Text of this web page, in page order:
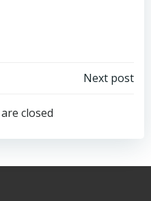
Navegación
Next post
closed